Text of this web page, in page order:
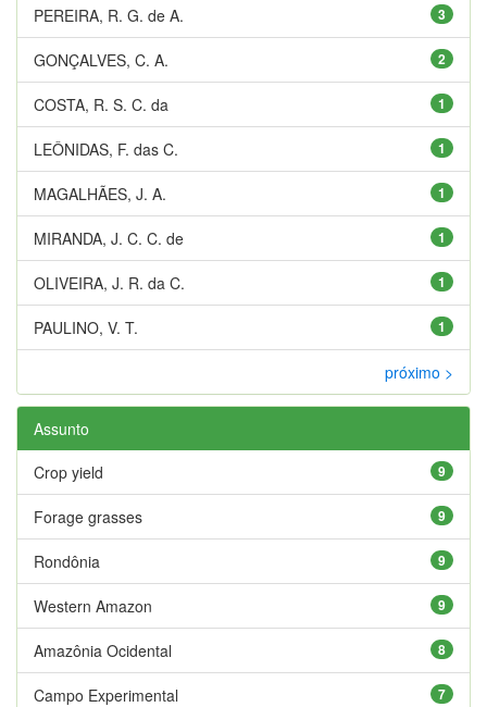
3
PEREIRA, R. G. de A.
2
GONÇALVES, C. A.
1
COSTA, R. S. C. da
1
LEÔNIDAS, F. das C.
1
MAGALHÃES, J. A.
1
MIRANDA, J. C. C. de
1
OLIVEIRA, J. R. da C.
1
PAULINO, V. T.
próximo >
Assunto
9
Crop yield
9
Forage grasses
9
Rondônia
9
Western Amazon
8
Amazônia Ocidental
7
Campo Experimental